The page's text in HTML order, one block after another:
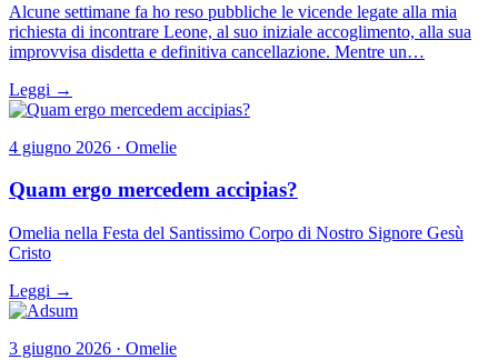
Alcune settimane fa ho reso pubbliche le vicende legate alla mia
richiesta di incontrare Leone, al suo iniziale accoglimento, alla sua
improvvisa disdetta e definitiva cancellazione. Mentre un…
Leggi →
4 giugno 2026 · Omelie
Quam ergo mercedem accipias?
Omelia nella Festa del Santissimo Corpo di Nostro Signore Gesù
Cristo
Leggi →
3 giugno 2026 · Omelie